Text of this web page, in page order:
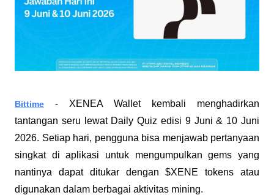
Bittime - XENEA Wallet kembali menghadirkan
tantangan seru lewat Daily Quiz edisi 9 Juni & 10 Juni
2026. Setiap hari, pengguna bisa menjawab pertanyaan
singkat di aplikasi untuk mengumpulkan gems yang
nantinya dapat ditukar dengan $XENE tokens atau
digunakan dalam berbagai aktivitas mining.